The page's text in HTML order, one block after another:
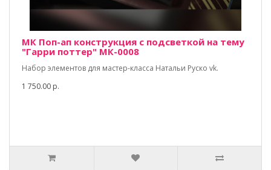
МК Поп-ап конструкция с подсветкой на тему
"Гарри поттер" МК-0008
Набор элементов для мастер-класса Натальи Руско vk.
1 750.00 р.